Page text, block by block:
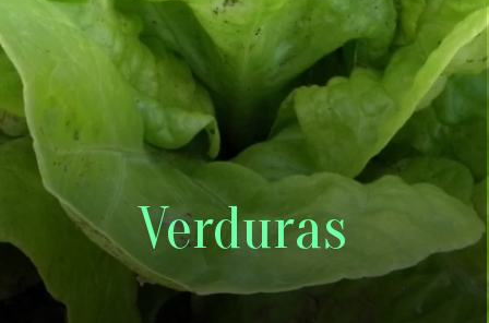
Verduras